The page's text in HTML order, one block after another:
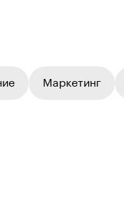
Маркетинг